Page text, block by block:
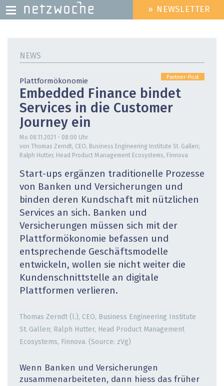
Inhalt
HEADER
MENU
» NEWSLETTER
NEWS
Partner-Post
Plattformökonomie
Embedded Finance bindet
Services in die Customer
Journey ein
Mo 08.11.2021 - 08:00 Uhr
von Thomas Zerndt, CEO, Business Engineering Institute St. Gallen;
Ralph Hutter, Head Product Management Ecosystems, Finnova
Start-ups ergänzen traditionelle Prozesse
von Banken und Versicherungen und
binden deren Kundschaft mit nützlichen
Services an sich. Banken und
Versicherungen müssen sich mit der
Plattformökonomie befassen und
entsprechende Geschäftsmodelle
entwickeln, wollen sie nicht weiter die
Kundenschnittstelle an digitale
Plattformen verlieren.
Thomas Zerndt (l.), CEO, Business Engineering Institute
St. Gallen; Ralph Hutter, Head Product Management
Ecosystems, Finnova. (Source: zVg)
Wenn Banken und Versicherungen
zusammenarbeiteten, dann hiess das früher